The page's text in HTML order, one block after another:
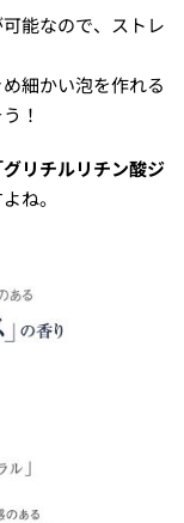
能なので、ストレ
細かい泡を作れる
！
リチルリチン酸ジ
ね。